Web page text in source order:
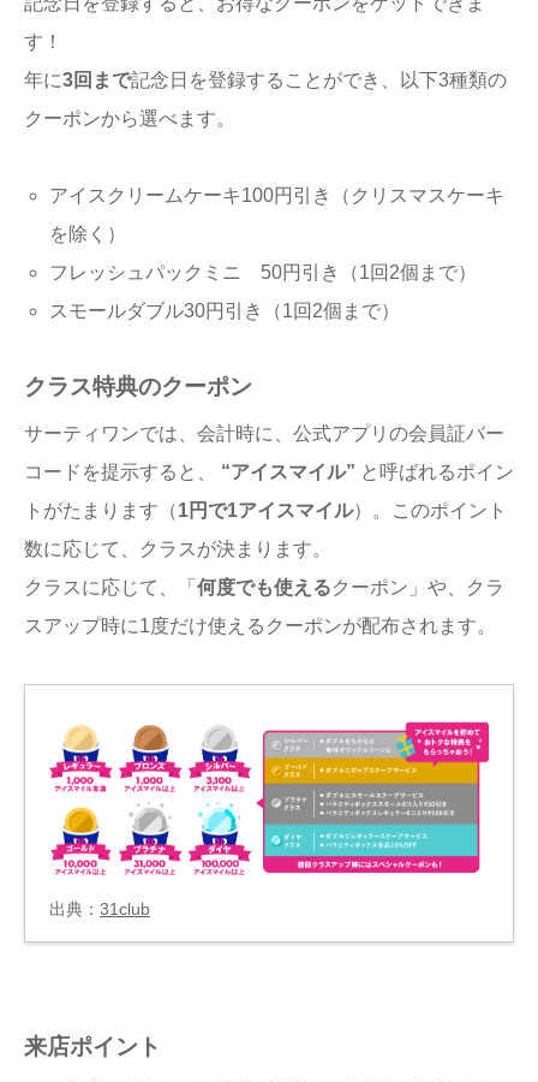
す！
年に3回まで記念日を登録することができ、以下3種類の
クーポンから選べます。
アイスクリームケーキ100円引き（クリスマスケーキ
を除く）
フレッシュパックミニ 50円引き（1回2個まで）
スモールダブル30円引き（1回2個まで）
クラス特典のクーポン
サーティワンでは、会計時に、公式アプリの会員証バー
コードを提示すると、
“アイスマイル” と呼ばれるポイン
トがたまります（1円で1アイスマイル）。このポイント
数に応じて、クラスが決まります。
クラスに応じて、「 何度でも使えるクーポン」や、クラ
スアップ時に1度だけ使えるクーポンが配布されます。
出典： 31club
来店ポイント